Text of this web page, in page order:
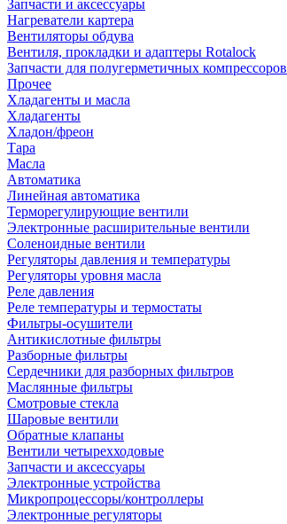
Запчасти и аксессуары
Нагреватели картера
Вентиляторы обдува
Вентиля, прокладки и адаптеры Rotalock
Запчасти для полугерметичных компрессоров
Прочее
Хладагенты и масла
Хладагенты
Хладон/фреон
Тара
Масла
Автоматика
Линейная автоматика
Терморегулирующие вентили
Электронные расширительные вентили
Соленоидные вентили
Регуляторы давления и температуры
Регуляторы уровня масла
Реле давления
Реле температуры и термостаты
Фильтры-осушители
Антикислотные фильтры
Разборные фильтры
Сердечники для разборных фильтров
Маслянные фильтры
Смотровые стекла
Шаровые вентили
Обратные клапаны
Вентили четырехходовые
Запчасти и аксессуары
Электронные устройства
Микропроцессоры/контроллеры
Электронные регуляторы